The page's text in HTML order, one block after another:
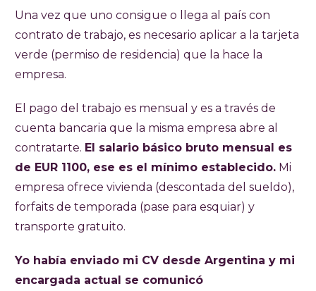
Una vez que uno consigue o llega al país con
contrato de trabajo, es necesario aplicar a la tarjeta
verde (permiso de residencia) que la hace la
empresa.
El pago del trabajo es mensual y es a través de
cuenta bancaria que la misma empresa abre al
contratarte. El salario básico bruto mensual es
de EUR 1100, ese es el mínimo establecido. Mi
empresa ofrece vivienda (descontada del sueldo),
forfaits de temporada (pase para esquiar) y
transporte gratuito.
Yo había enviado mi CV desde Argentina y mi
encargada actual se comunicó